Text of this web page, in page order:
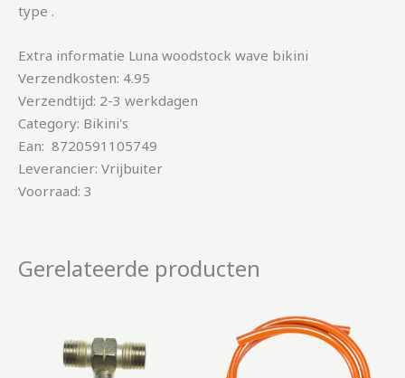
type .
Extra informatie Luna woodstock wave bikini
Verzendkosten: 4.95
Verzendtijd: 2-3 werkdagen
Category: Bikini's
Ean: 8720591105749
Leverancier: Vrijbuiter
Voorraad: 3
Gerelateerde producten